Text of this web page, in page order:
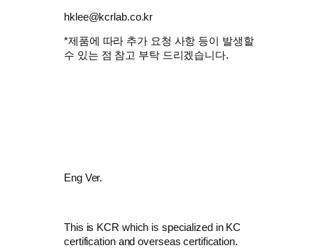
hklee@kcrlab.co.kr
*제품에 따라 추가 요청 사항 등이 발생할
수 있는 점 참고 부탁 드리겠습니다.
Eng Ver.
This is KCR which is specialized in KC
certification and overseas certification.